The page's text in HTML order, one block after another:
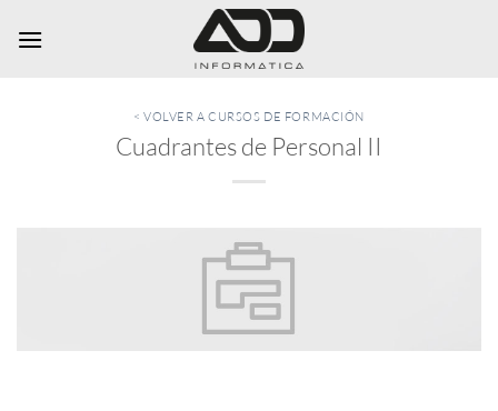
< VOLVER A CURSOS DE FORMACIÓN
Cuadrantes de Personal II